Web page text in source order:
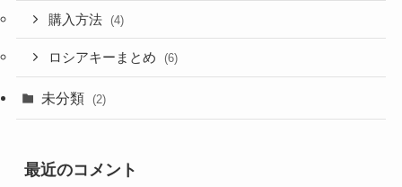
購入方法 (4)
ロシアキーまとめ (6)
未分類 (2)
最近のコメント